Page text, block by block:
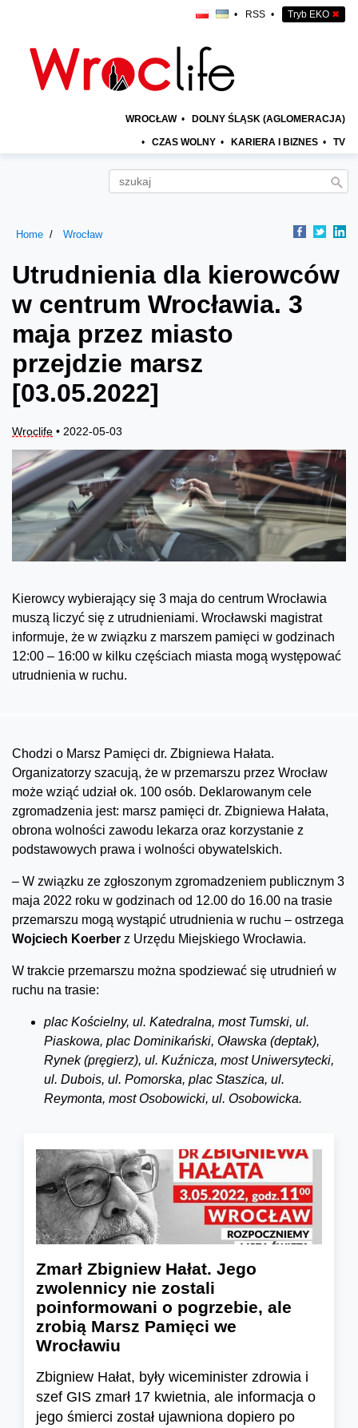
• RSS • Tryb EKO ✖
WROCŁAW • DOLNY ŚLĄSK (AGLOMERACJA)
• CZAS WOLNY • KARIERA I BIZNES • TV
Home Wrocław
Utrudnienia dla kierowców
w centrum Wrocławia. 3
maja przez miasto
przejdzie marsz
[03.05.2022]
Wroclife • 2022-05-03
Kierowcy wybierający się 3 maja do centrum Wrocławia
muszą liczyć się z utrudnieniami. Wrocławski magistrat
informuje, że w związku z marszem pamięci w godzinach
12:00 – 16:00 w kilku częściach miasta mogą występować
utrudnienia w ruchu.
Chodzi o Marsz Pamięci dr. Zbigniewa Hałata.
Organizatorzy szacują, że w przemarszu przez Wrocław
może wziąć udział ok. 100 osób. Deklarowanym cele
zgromadzenia jest: marsz pamięci dr. Zbigniewa Hałata,
obrona wolności zawodu lekarza oraz korzystanie z
podstawowych prawa i wolności obywatelskich.
– W związku ze zgłoszonym zgromadzeniem publicznym 3
maja 2022 roku w godzinach od 12.00 do 16.00 na trasie
przemarszu mogą wystąpić utrudnienia w ruchu – ostrzega
Wojciech Koerber z Urzędu Miejskiego Wrocławia.
W trakcie przemarszu można spodziewać się utrudnień w
ruchu na trasie:
plac Kościelny, ul. Katedralna, most Tumski, ul.
Piaskowa, plac Dominikański, Oławska (deptak),
Rynek (pręgierz), ul. Kuźnicza, most Uniwersytecki,
ul. Dubois, ul. Pomorska, plac Staszica, ul.
Reymonta, most Osobowicki, ul. Osobowicka.
Zmarł Zbigniew Hałat. Jego
zwolennicy nie zostali
poinformowani o pogrzebie, ale
zrobią Marsz Pamięci we
Wrocławiu
Zbigniew Hałat, były wiceminister zdrowia i
szef GIS zmarł 17 kwietnia, ale informacja o
jego śmierci został ujawniona dopiero po